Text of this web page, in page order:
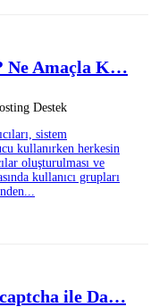
Ne Amaçla K…
Destek
sistem
kullanırken herkesin
oluşturulması ve
kullanıcı grupları
ile Da…